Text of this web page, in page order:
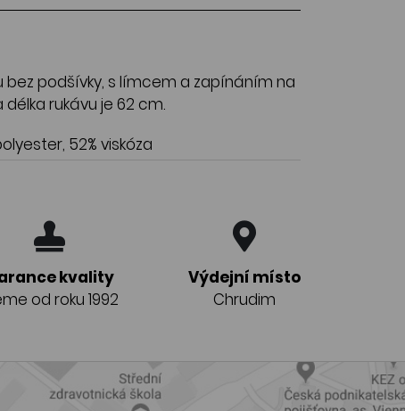
podšívky, s límcem a zapínáním na
délka rukávu je 62 cm.
52% viskóza
kvality
od roku 1992
Výdejní místo
Chrudim